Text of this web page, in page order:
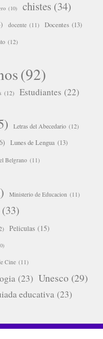
(10) chistes (34)
docente (11) Docentes (13)
(12)
(92)
(12) Estudiantes (22)
Letras del Abecedario (12)
Lunes de Lengua (13)
Belgrano (11)
Ministerio de Educacion (11)
(33)
Peliculas (15)
Cine (11)
(23) Unesco (29)
educativa (23)